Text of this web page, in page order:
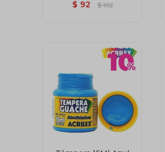
$ 92 $ 102